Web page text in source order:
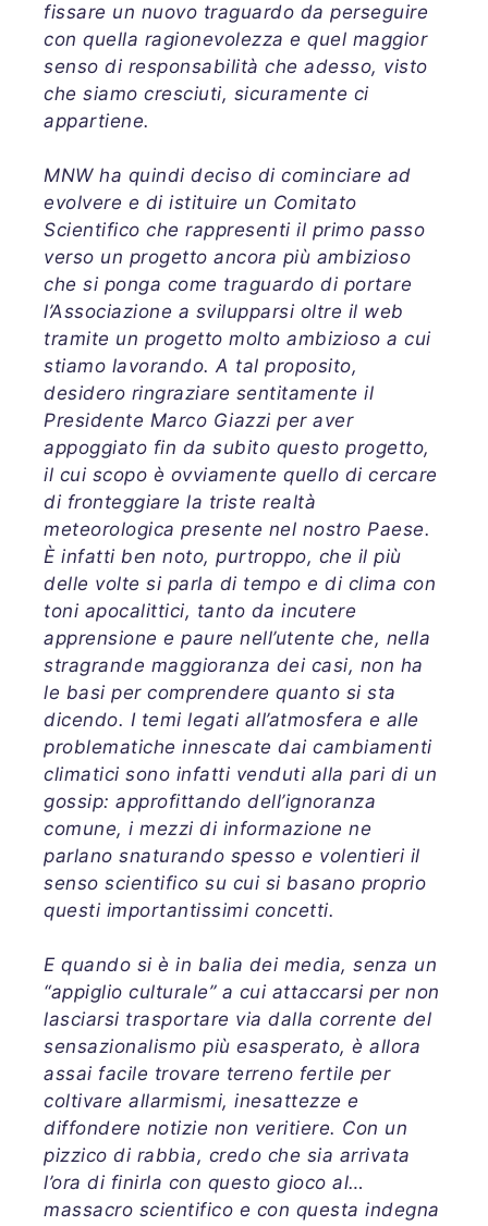
fissare un nuovo traguardo da perseguire
con quella ragionevolezza e quel maggior
senso di responsabilità che adesso, visto
che siamo cresciuti, sicuramente ci
appartiene.
MNW ha quindi deciso di cominciare ad
evolvere e di istituire un Comitato
Scientifico che rappresenti il primo passo
verso un progetto ancora più ambizioso
che si ponga come traguardo di portare
l’Associazione a svilupparsi oltre il web
tramite un progetto molto ambizioso a cui
stiamo lavorando. A tal proposito,
desidero ringraziare sentitamente il
Presidente Marco Giazzi per aver
appoggiato fin da subito questo progetto,
il cui scopo è ovviamente quello di cercare
di fronteggiare la triste realtà
meteorologica presente nel nostro Paese.
È infatti ben noto, purtroppo, che il più
delle volte si parla di tempo e di clima con
toni apocalittici, tanto da incutere
apprensione e paure nell’utente che, nella
stragrande maggioranza dei casi, non ha
le basi per comprendere quanto si sta
dicendo. I temi legati all’atmosfera e alle
problematiche innescate dai cambiamenti
climatici sono infatti venduti alla pari di un
gossip: approfittando dell’ignoranza
comune, i mezzi di informazione ne
parlano snaturando spesso e volentieri il
senso scientifico su cui si basano proprio
questi importantissimi concetti.
E quando si è in balia dei media, senza un
“appiglio culturale” a cui attaccarsi per non
lasciarsi trasportare via dalla corrente del
sensazionalismo più esasperato, è allora
assai facile trovare terreno fertile per
coltivare allarmismi, inesattezze e
diffondere notizie non veritiere. Con un
pizzico di rabbia, credo che sia arrivata
l’ora di finirla con questo gioco al…
massacro scientifico e con questa indegna